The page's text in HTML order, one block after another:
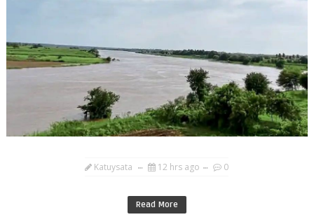
Katuysata 12 hrs ago 0
Read More